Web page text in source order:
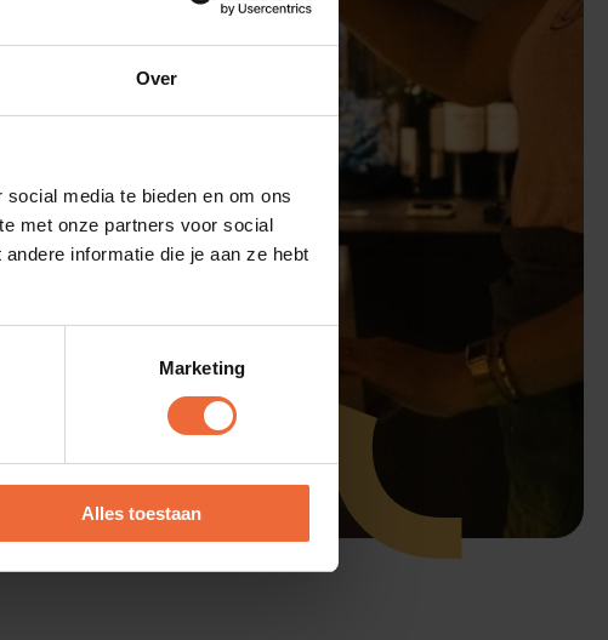
Over
media te bieden en om ons
met onze partners voor social
informatie die je aan ze hebt
Marketing
Alles toestaan